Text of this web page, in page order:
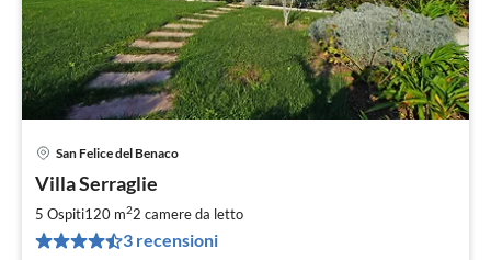
San Felice del Benaco
Villa Serraglie
5 Ospiti120 m22 camere da letto
3 recensioni